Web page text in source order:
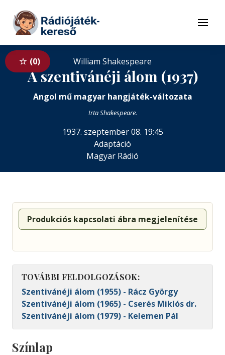
Tovább a tartalomhoz
Menü
0 William Shakespeare
A szentivánéji álom (1937)
Angol mű magyar hangjáték-változata
Irta Shakespeare.
1937. szeptember 08. 19:45
Adaptáció
Magyar Rádió
Produkciós kapcsolati ábra megjelenítése
TOVÁBBI FELDOLGOZÁSOK:
Szentivánéji álom (1955) - Rácz György
Szentivánéji álom (1965) - Cserés Miklós dr.
Szentivánéji álom (1979) - Kelemen Pál
Színlap